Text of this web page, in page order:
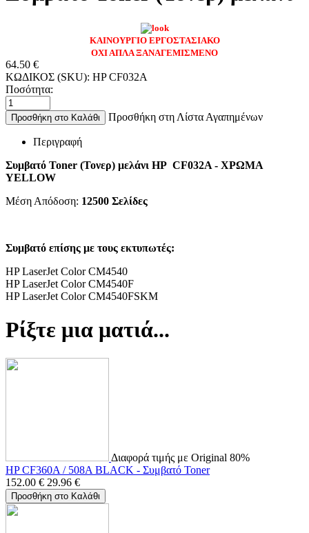
ΚΑΙΝΟΥΡΓΙΟ ΕΡΓΟΣΤΑΣΙΑΚΟ
ΟΧΙ ΑΠΛΑ ΞΑΝΑΓΕΜΙΣΜΕΝΟ
64.50 €
ΚΩΔΙΚΟΣ (SKU): HP CF032A
Ποσότητα:
Προσθήκη στο Καλάθι Προσθήκη στη Λίστα Αγαπημένων
Περιγραφή
Συμβατό Toner (Τονερ) μελάνι HP CF032A - ΧΡΩΜΑ
YELLOW
Μέση Απόδοση: 12500 Σελίδες
Συμβατό επίσης με τους εκτυπωτές:
HP LaserJet Color CM4540
HP LaserJet Color CM4540F
HP LaserJet Color CM4540FSKM
Ρίξτε μια ματιά...
Διαφορά τιμής με Original 80%
HP CF360A / 508A BLACK - Συμβατό Toner
152.00 € 29.96 €
Προσθήκη στο Καλάθι